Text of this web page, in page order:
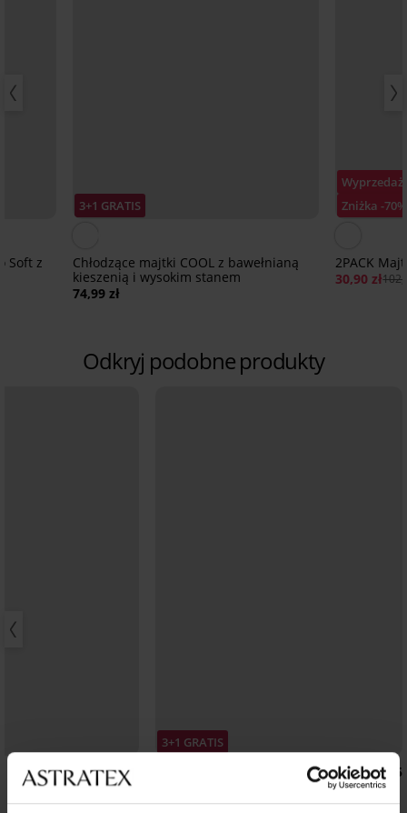
Soft z
3+1 GRATIS
Chłodzące majtki COOL z bawełnianą
kieszenią i wysokim stanem
74,99 zł
Wyprzedaż
Zniżka -70%
2PACK
30,90 zł
Odkryj podobne produkty
3+1 GRATIS
5
Majtki klasyczne Bamboo Nature